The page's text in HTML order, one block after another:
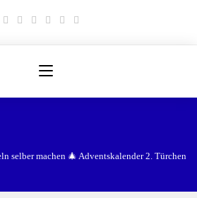
selber machen 🎄 Adventskalender 2. Türchen